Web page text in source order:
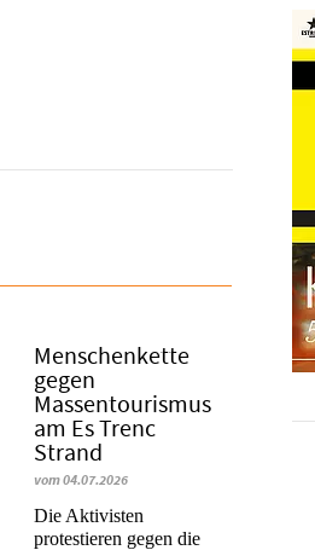
Menschenkette
gegen
Massentourismus
am Es Trenc
Strand
vom 04.07.2026
Die Aktivisten
protestieren gegen die